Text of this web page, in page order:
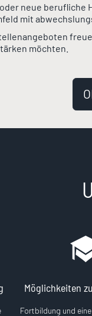
neue berufliche
mit
möchten.
Möglichkeiten
Fortbildung und